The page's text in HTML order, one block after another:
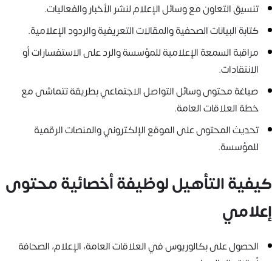
تنسيق التعاون مع وسائل الإعلام لنشر الأخبار والفعاليات.
كتابة البيانات الصحفية والمقالات التعريفية والردود الإعلامية.
مراقبة السمعة الإعلامية للمؤسسة والرد على الاستفسارات أو
الانتقادات.
صياغة محتوى وسائل التواصل الاجتماعي بطريقة تتماشى مع
خطة العلاقات العامة.
تحديث المحتوى على الموقع الإلكتروني والمنصات الرقمية
للمؤسسة.
كيفية التأهيل لوظيفة أخصائية محتوى
إعلامي
الحصول على بكالوريوس في العلاقات العامة، الإعلام، الصحافة